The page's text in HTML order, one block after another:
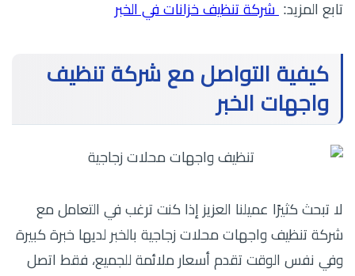
تابع المزيد: شركة تنظيف خزانات في الخبر
كيفية التواصل مع شركة تنظيف
واجهات الخبر
لا تبحث كثيرًا عميلنا العزيز إذا كنت ترغب في التعامل مع
شركة تنظيف واجهات محلات زجاجية بالخبر لديها خبرة كبيرة
وفي نفس الوقت تقدم أسعار ملائمة للجميع، فقط اتصل